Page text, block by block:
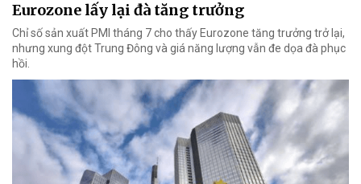
Eurozone lấy lại đà tăng trưởng
Chỉ số sản xuất PMI tháng 7 cho thấy Eurozone tăng trưởng trở lại,
nhưng xung đột Trung Đông và giá năng lượng vẫn đe dọa đà phục
hồi.